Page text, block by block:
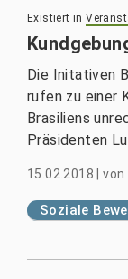
Existiert in
Die Initativen
rufen zu einer
Brasiliens
Präsidenten
15.02.2018 |von
Soziale